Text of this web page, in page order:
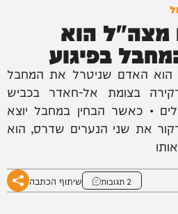
מצה"ל הוא
בפיגוע
הוא האדם שניטרל את המחבל
בצומת אל-חאדר בכביש
• כאשר הבחין במחבל יוצא
את שני הנערים שדרס, הוא
2 תגובות שיתוף הכתבה